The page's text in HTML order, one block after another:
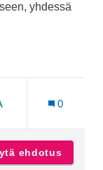
yhdessä
Raunistula
0
ehdotus